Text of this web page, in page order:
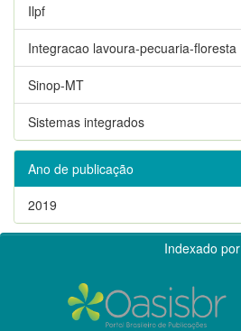
Ilpf
Integracao lavoura-pecuaria-floresta
Sinop-MT
Sistemas integrados
Ano de publicação
2019
Indexado por